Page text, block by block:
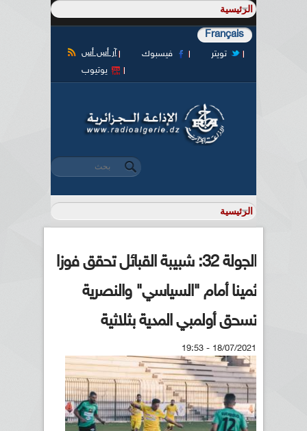
Français
آر أس أس فيسبوك
تويتر
يوتيوب
استمارة البحث
‏بحث ‏
الجولة 32: شبيبة القبائل تحقق فوزا
ثمينا أمام "السياسي" والنصرية
تسحق أولمبي المدية بثلاثية
18/07/2021 - 19:53